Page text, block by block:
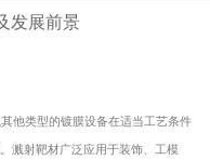
他类型的镀膜设备在适当工艺条件
溅射靶材广泛应用于装饰、工模